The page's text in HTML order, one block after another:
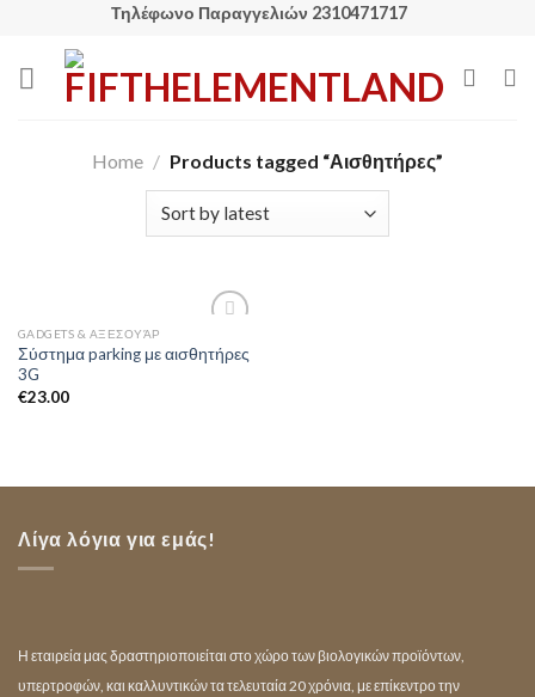
content
Τηλέφωνο Παραγγελιών 2310471717
Home / Products tagged “Αισθητήρες”
Wishlist
GADGETS & ΑΞΕΣΟΥΆΡ
Σύστημα parking με αισθητήρες
3G
€23.00
Λίγα λόγια για εμάς!
Η εταιρεία μας δραστηριοποιείται στο χώρο των βιολογικών προϊόντων,
υπερτροφών, και καλλυντικών τα τελευταία 20 χρόνια, με επίκεντρο την